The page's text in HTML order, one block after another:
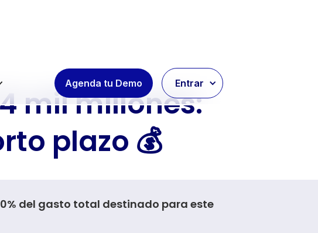
Agenda tu Demo Entrar
mil millones:
plazo 💰
del gasto total destinado para este